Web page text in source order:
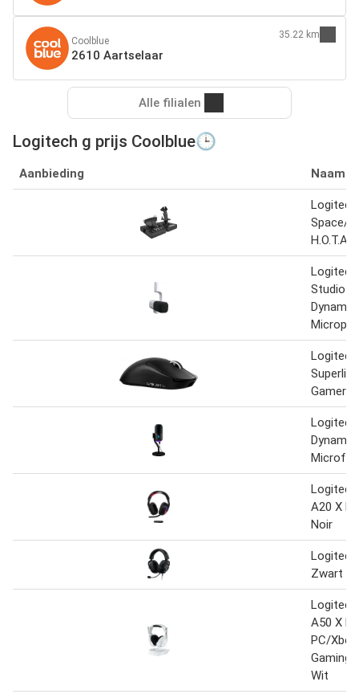
Coolblue
2610 Aartselaar
35.22 km
Alle filialen
Logitech g prijs Coolblue🕒
Aanbieding Naam
Logitech
Space/
H.O.T.A.S
Studio
Dynamic
Logitech
Gamer
Logitech
Dynamic
A20 X
Noir
Logitech
Zwart
A50 X
PC/
Gaming
Wit